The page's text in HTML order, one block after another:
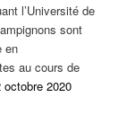
l’Université de
sont
en
au cours de
2020